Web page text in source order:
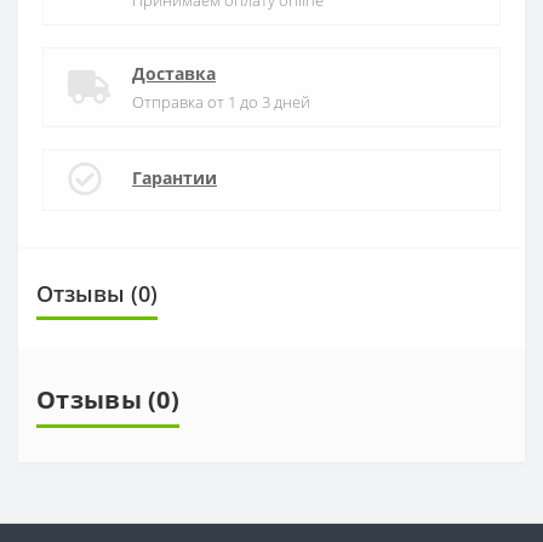
Доставка
Отправка от 1 до 3 дней
Гарантии
Отзывы (0)
Отзывы (0)